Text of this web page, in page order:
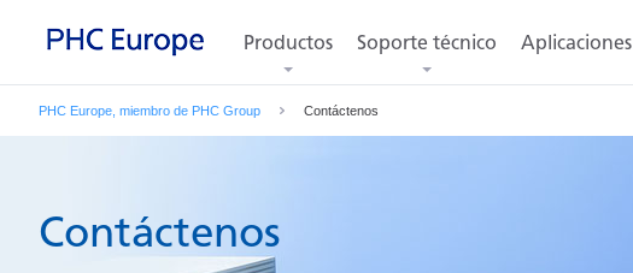
Productos Soporte técnico Aplicaciones
PHC Europe, miembro de PHC Group Contáctenos
Contáctenos